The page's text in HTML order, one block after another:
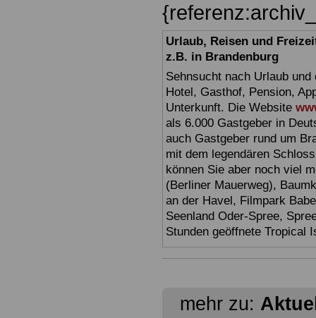
Urlaub, Reisen und
z.B. in Brandenburg
Sehnsucht nach Urlaub
Hotel, Gasthof, Pension,
Unterkunft. Die Website
als 6.000 Gastgeber in
auch Gastgeber rund um
mit dem legendären
können Sie aber noch viel
(Berliner Mauerweg),
an der Havel, Filmpark
Seenland Oder-Spree,
Stunden geöffnete Tropical
mehr zu: